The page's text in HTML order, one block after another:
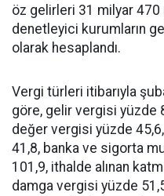
öz gelirleri 31 milyar
denetleyici kurumların
olarak hesaplandı.
Vergi türleri itibarıyla
göre, gelir vergisi yüzde
değer vergisi yüzde
41,8, banka ve sigorta
101,9, ithalde alınan
damga vergisi yüzde